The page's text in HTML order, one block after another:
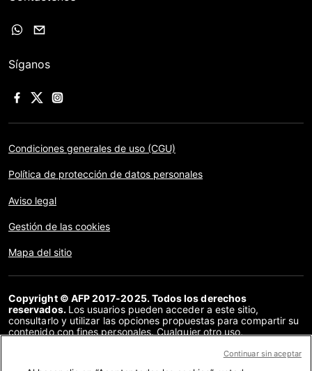
Síganos
Condiciones generales de uso (CGU)
Política de protección de datos personales
Aviso legal
Gestión de las cookies
Mapa del sitio
Copyright © AFP 2017-2025. Todos los derechos
reservados. Los usuarios pueden acceder a este sitio,
consultarlo y utilizar las opciones propuestas para compartir su
contenido con fines personales. Cualquier otro uso,
distribución del contenido de este sitio, en su totalidad o en
Continuar sin aceptar